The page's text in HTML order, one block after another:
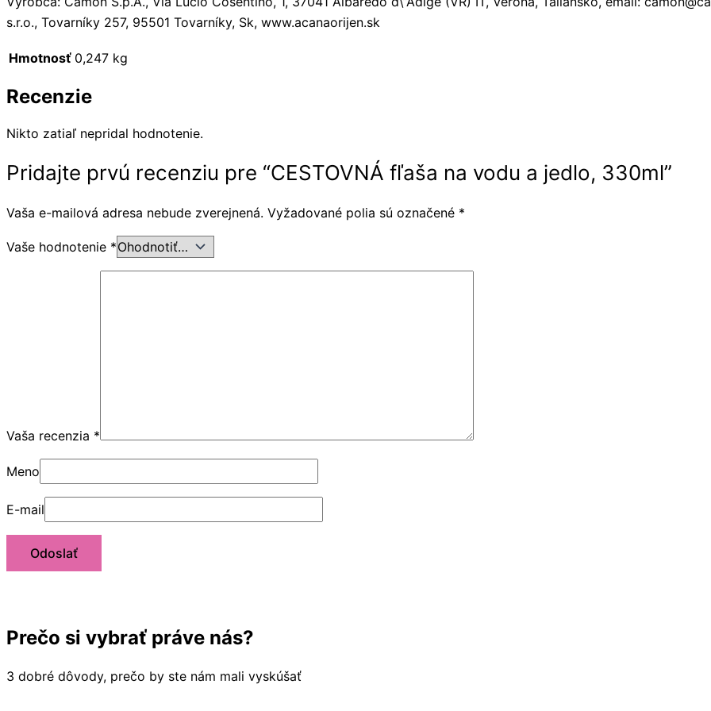
s.r.o., Tovarníky 257, 95501 Tovarníky, Sk, www.acanaorijen.sk
Hmotnosť 0,247 kg
Recenzie
Nikto zatiaľ nepridal hodnotenie.
Pridajte prvú recenziu pre “CESTOVNÁ fľaša na vodu a jedlo, 330ml”
Vaša e-mailová adresa nebude zverejnená. Vyžadované polia sú označené *
Vaše hodnotenie *
Vaša recenzia *
Meno
E-mail
Prečo si vybrať práve nás?
3 dobré dôvody, prečo by ste nám mali vyskúšať